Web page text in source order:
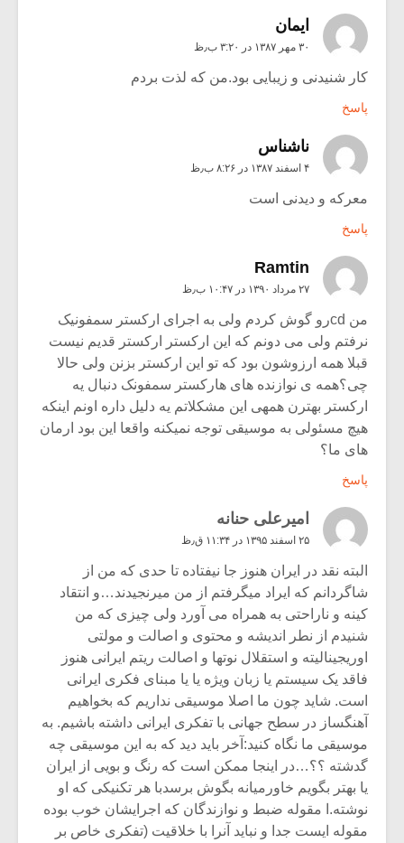
ایمان
۳۰ مهر ۱۳۸۷ در ۳:۲۰ ب٫ظ
کار شنیدنی و زیبایی بود.من که لذت بردم
پاسخ
ناشناس
۴ اسفند ۱۳۸۷ در ۸:۲۶ ب٫ظ
معرکه و دیدنی است
پاسخ
Ramtin
۲۷ مرداد ۱۳۹۰ در ۱۰:۴۷ ب٫ظ
من cdرو گوش کردم ولی به اجرای ارکستر سمفونیک
نرفتم ولی می دونم که این ارکستر ارکستر قدیم نیست
قبلا همه ارزوشون بود که تو این ارکستر بزنن ولی حالا
چی؟همه ی نوازنده های هارکستر سمفونک دنبال یه
ارکستر بهترن همهی این مشکلاتم یه دلیل داره اونم اینکه
هیچ مسئولی به موسیقی توجه نمیکنه واقعا این بود ارمان
های ما؟
پاسخ
امیرعلی حنانه
۲۵ اسفند ۱۳۹۵ در ۱۱:۳۴ ق٫ظ
البته نقد در ایران هنوز جا نیفتاده تا حدی که من از
شاگردانم که ایراد میگرفتم از من میرنجیدند…و انتقاد
کینه و ناراحتی به همراه می آورد ولی چیزی که من
شنیدم از نطر اندیشه و محتوی و اصالت و مولتی
اوریجینالیته و استقلال نوتها و اصالت ریتم ایرانی هنوز
فاقد یک سیستم یا زبان ویژه یا یا مبنای فکری ایرانی
است. شاید چون ما اصلا موسیقی نداریم که بخواهیم
آهنگساز در سطح جهانی با تفکری ایرانی داشته باشیم. به
موسیقی ما نگاه کنید:آخر باید دید که به این موسیقی چه
گدشته ؟؟…در اینجا ممکن است که رنگ و بویی از ایران
یا بهتر بگویم خاورمیانه بگوش برسدبا هر تکنیکی که او
نوشته.ا مقوله ضبط و نوازندگان که اجرایشان خوب بوده
مقوله ایست جدا و نباید آنرا با خلاقیت (تفکری خاص بر